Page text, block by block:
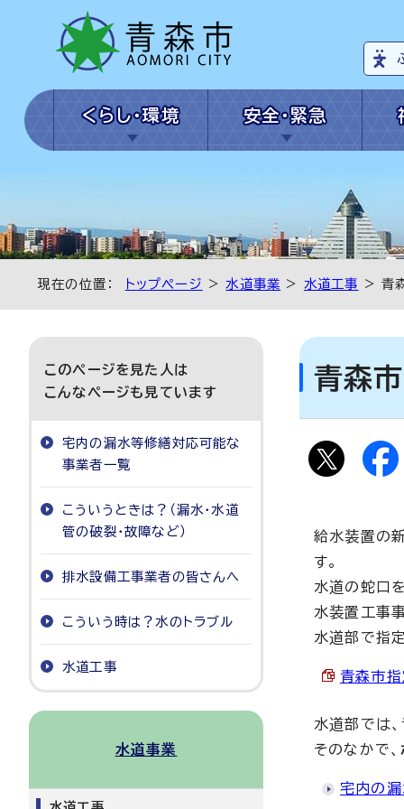
くらし・環境 安全・緊急
現在の位置： トップページ >水道事業 > 水道工事 > 青
青森
給水装置の
す。
水道の蛇口
水装置工事
水道部で指
青森市
水道部では
そのなかで、
宅内の
このページを見た人は
こんなページも見ています
宅内の漏水等修繕対応可能な
事業者一覧
こういうときは？（漏水・水道
管の破裂・故障など）
排水設備工事業者の皆さんへ
こういう時は？水のトラブル
水道工事
水道事業